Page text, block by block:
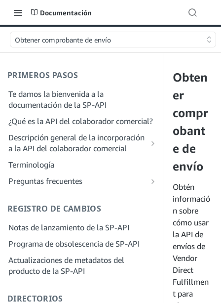
Documentación
Obtener comprobante de envío
PRIMEROS PASOS
Te damos la bienvenida a la
documentación de la SP-API
¿Qué es la API del colaborador comercial?
Descripción general de la incorporación
a la API del colaborador comercial
Incorporación como desarrollador
Paso 4: Registra una aplicación de
entorno aislado
Paso 5: Realiza tu primera llamada al
entorno aislado de la SP-API
autorización
Incorporación como proveedor de
servicios
y permisos para proveedores de
servicios
Paso 2: Crea una cuenta en el portal de
proveedores de soluciones para tu
empresa
Paso 3: Verifica tu identidad
Terminología
Preguntas frecuentes
SP-API
proveedores de soluciones
REGISTRO DE CAMBIOS
Notas de lanzamiento de la SP-API
Programa de obsolescencia de SP-API
Actualizaciones de metadatos del
producto de la SP-API
DIRECTORIOS
Obten
er
compr
obant
e de
envío
Obtén
informació
n sobre
cómo usar
la API de
envíos de
Vendor
Direct
Fulfillmen
t para